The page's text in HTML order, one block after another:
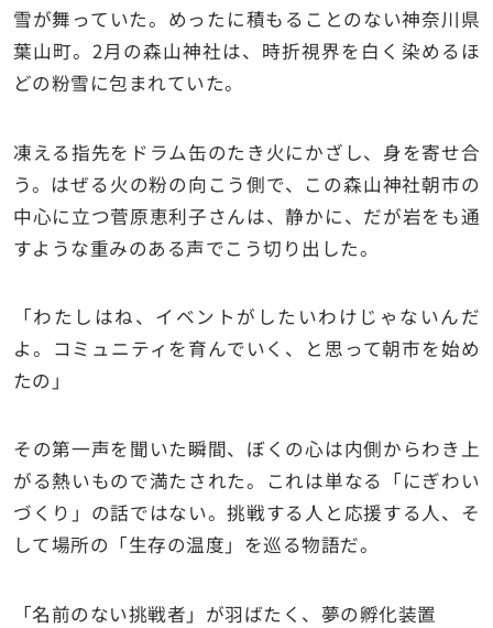
雪が舞っていた。めったに積もることのない神奈川県
葉山町。2月の森山神社は、時折視界を白く染めるほ
どの粉雪に包まれていた。
凍える指先をドラム缶のたき火にかざし、身を寄せ合
う。はぜる火の粉の向こう側で、この森山神社朝市の
中心に立つ菅原恵利子さんは、静かに、だが岩をも通
すような重みのある声でこう切り出した。
「わたしはね、イベントがしたいわけじゃないんだ
よ。コミュニティを育んでいく、と思って朝市を始め
たの」
その第一声を聞いた瞬間、ぼくの心は内側からわき上
がる熱いもので満たされた。これは単なる「にぎわい
づくり」の話ではない。挑戦する人と応援する人、そ
して場所の「生存の温度」を巡る物語だ。
「名前のない挑戦者」が羽ばたく、夢の孵化装置